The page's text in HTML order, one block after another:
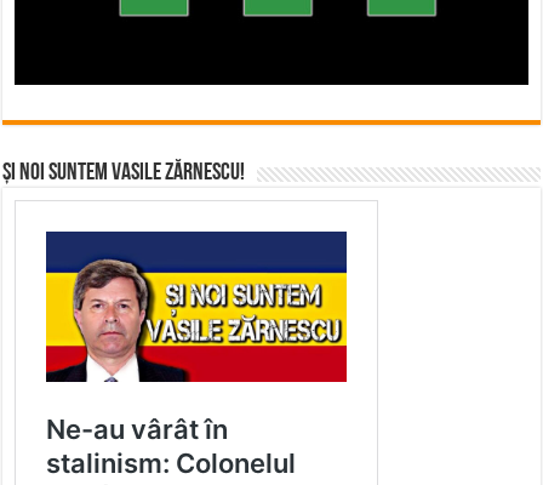
Și noi suntem Vasile Zărnescu!